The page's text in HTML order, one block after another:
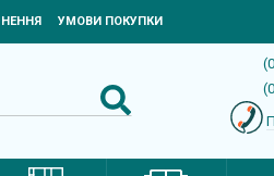
УМОВИ ПОКУПКИ